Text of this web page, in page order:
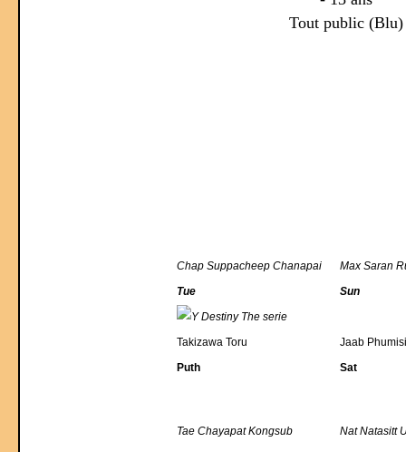
Tout public (Blu)
Chap Suppacheep Chanapai
Max Saran
Tue
Sun
Takizawa Toru
Jaab
Puth
Sat
Tae Chayapat Kongsub Nat Natasitt